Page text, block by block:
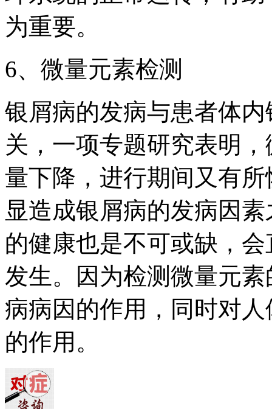
为重要。
6、微量元素检测
银屑病的发病与患者体
关，一项专题研究表明
量下降，进行期间又有
显造成银屑病的发病因
的健康也是不可或缺，
发生。因为检测微量元
病病因的作用，同时对
的作用。